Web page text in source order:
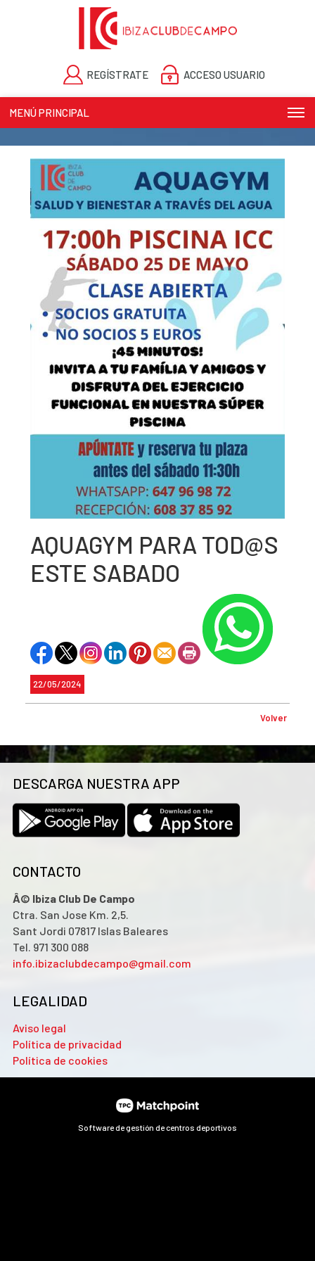
REGÍSTRATE ACCESO USUARIO
MENÚ PRINCIPAL
AQUAGYM PARA TOD@S
ESTE SABADO
22/05/2024
Volver
DESCARGA NUESTRA APP
CONTACTO
Â© Ibiza Club De Campo
Ctra. San Jose Km. 2,5.
Sant Jordi 07817 Islas Baleares
Tel. 971 300 088
info.ibizaclubdecampo@gmail.com
LEGALIDAD
Aviso legal
Política de privacidad
Política de cookies
Software de gestión de centros deportivos